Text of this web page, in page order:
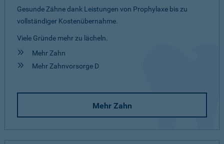
Gesunde Zähne dank Leistungen von Prophylaxe bis zu
vollständiger Kostenübernahme.
Viele Gründe mehr zu lächeln.
Mehr Zahn
Mehr Zahnvorsorge D
Mehr Zahn